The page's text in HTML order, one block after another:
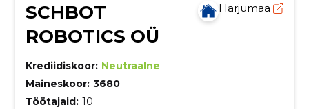
SCHBOT
ROBOTICS OÜ
Harjumaa
Krediidiskoor: Neutraalne
Maineskoor: 3680
Töötajaid: 10